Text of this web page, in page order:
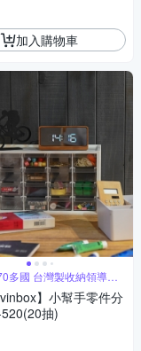
加入購物車
多國 台灣製收納領導品
】小幫手零件分
抽)